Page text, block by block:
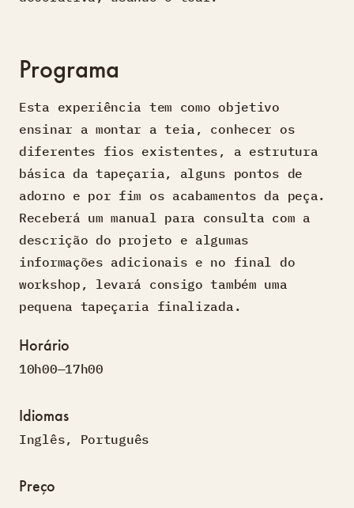
Programa
Esta experiência tem como objetivo
ensinar a montar a teia, conhecer os
diferentes fios existentes, a estrutura
básica da tapeçaria, alguns pontos de
adorno e por fim os acabamentos da peça.
Receberá um manual para consulta com a
descrição do projeto e algumas
informações adicionais e no final do
workshop, levará consigo também uma
pequena tapeçaria finalizada.
Horário
10h00—17h00
Idiomas
Inglês, Português
Preço